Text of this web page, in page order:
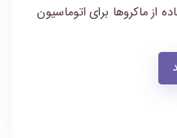
از ماکروها برای اتوماسیون